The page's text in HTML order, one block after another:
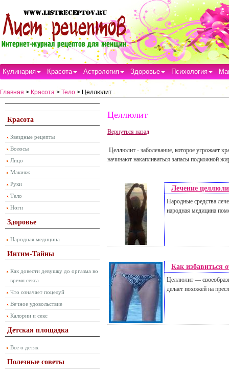
Кулинария Красота Астрология Здоровье Психология
Главная > Красота > Тело > Целлюлит
Красота
Звездные рецепты
Волосы
Лицо
Макияж
Руки
Тело
Ноги
Здоровье
Народная медицина
Интим-Тайны
Как довести девушку до оргазма во
время секса
Что означает поцелуй
Вечное удовольствие
Калории и секс
Детская площадка
Все о детях
Полезные советы
Целлюлит
Вернуться назад
Целлюлит - заболевание, которое угрожает
начинают накапливаться запасы подкожной
Лечение
Народные средства
народная медицина
Как избавиться
Целлюлит —
делает похожей на